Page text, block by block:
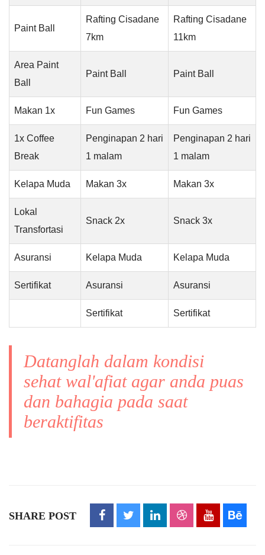
Paint Ball
Rafting Cisadane
7km
Rafting Cisadane
11km
Area Paint
Ball
Paint Ball Paint Ball
Makan 1x Fun Games Fun Games
1x Coffee
Break
Penginapan 2 hari
1 malam
Penginapan 2 hari
1 malam
Kelapa Muda Makan 3x Makan 3x
Lokal
Transfortasi
Snack 2x Snack 3x
Asuransi Kelapa Muda Kelapa Muda
Sertifikat Asuransi Asuransi
Sertifikat Sertifikat
Datanglah dalam kondisi
sehat wal'afiat agar anda puas
dan bahagia pada saat
beraktifitas
SHARE POST